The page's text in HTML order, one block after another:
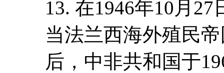
13. 在1946年10月
当法兰西海外殖民
后，中非共和国于